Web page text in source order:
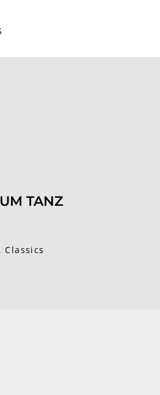
TANZ
Classics